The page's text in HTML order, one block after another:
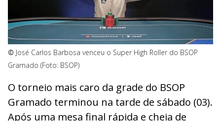
© José Carlos Barbosa venceu o Super High Roller do BSOP
Gramado (Foto: BSOP)
O torneio mais caro da grade do BSOP
Gramado terminou na tarde de sábado (03).
Após uma mesa final rápida e cheia de